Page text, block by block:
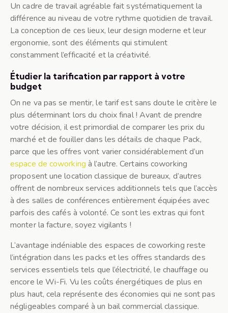
Un cadre de travail agréable fait systématiquement la
différence au niveau de votre rythme quotidien de travail.
La conception de ces lieux, leur design moderne et leur
ergonomie, sont des éléments qui stimulent
constamment l’efficacité et la créativité.
Étudier la tarification par rapport à votre
budget
On ne va pas se mentir, le tarif est sans doute le critère le
plus déterminant lors du choix final ! Avant de prendre
votre décision, il est primordial de comparer les prix du
marché et de fouiller dans les détails de chaque Pack,
parce que les offres vont varier considérablement d’un
espace de coworking à l’autre. Certains coworking
proposent une location classique de bureaux, d’autres
offrent de nombreux services additionnels tels que l’accès
à des salles de conférences entièrement équipées avec
parfois des cafés à volonté. Ce sont les extras qui font
monter la facture, soyez vigilants !
L’avantage indéniable des espaces de coworking reste
l’intégration dans les packs et les offres standards des
services essentiels tels que l’électricité, le chauffage ou
encore le Wi-Fi. Vu les coûts énergétiques de plus en
plus haut, cela représente des économies qui ne sont pas
négligeables comparé à un bail commercial classique.